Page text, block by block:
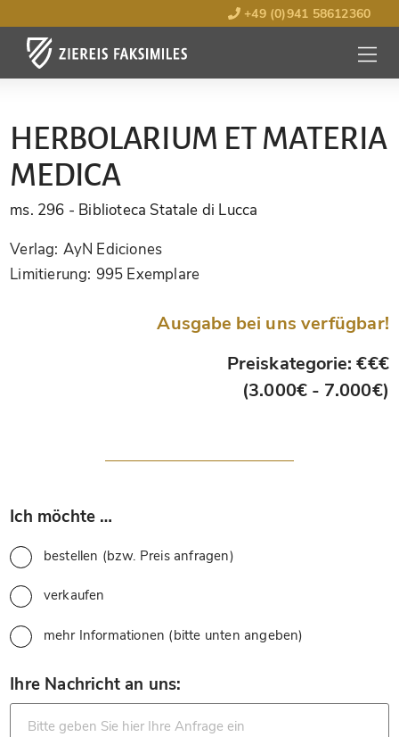
+49 (0)941 58612360
MENÜ
HERBOLARIUM ET MATERIA
MEDICA
ms. 296 - Biblioteca Statale di Lucca
Verlag: AyN Ediciones
Limitierung: 995 Exemplare
Ausgabe bei uns verfügbar!
Preiskategorie: €€€
(3.000€ - 7.000€)
Ich möchte …
bestellen (bzw. Preis anfragen)
verkaufen
mehr Informationen (bitte unten angeben)
Ihre Nachricht an uns: